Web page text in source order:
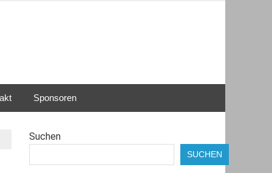
Sponsoren
Suchen
SUCHEN